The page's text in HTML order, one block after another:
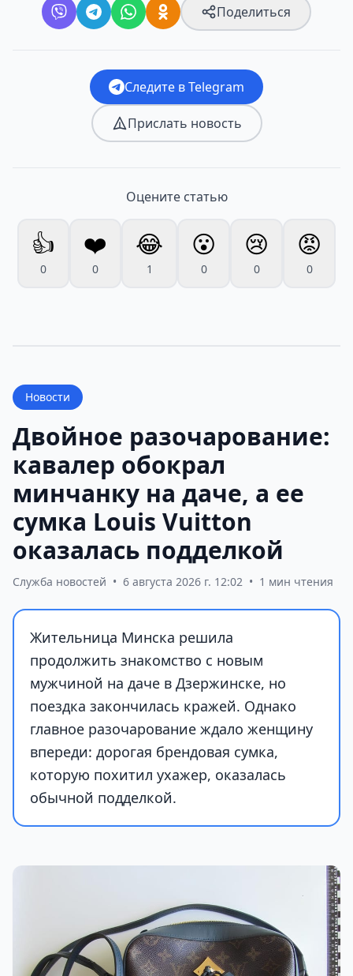
Поделиться
Следите в Telegram
Прислать новость
Оцените статью
👍
0
❤️
0
😂
1
😮
0
😢
0
😡
0
Новости
Двойное разочарование:
кавалер обокрал
минчанку на даче, а ее
сумка Louis Vuitton
оказалась подделкой
Служба новостей • 6 августа 2026 г. 12:02 • 1 мин чтения
Жительница Минска решила
продолжить знакомство с новым
мужчиной на даче в Дзержинске, но
поездка закончилась кражей. Однако
главное разочарование ждало женщину
впереди: дорогая брендовая сумка,
которую похитил ухажер, оказалась
обычной подделкой.